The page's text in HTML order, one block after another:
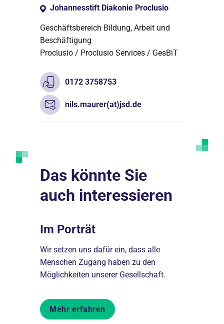
Johannesstift Diakonie Proclusio
Geschäftsbereich Bildung, Arbeit und
Beschäftigung
Proclusio / Proclusio Services / GesBiT
0172 3758753
nils.maurer(at)jsd.de
Das könnte Sie
auch interessieren
Im Porträt
Wir setzen uns dafür ein, dass alle
Menschen Zugang haben zu den
Möglichkeiten unserer Gesellschaft.
Mehr erfahren